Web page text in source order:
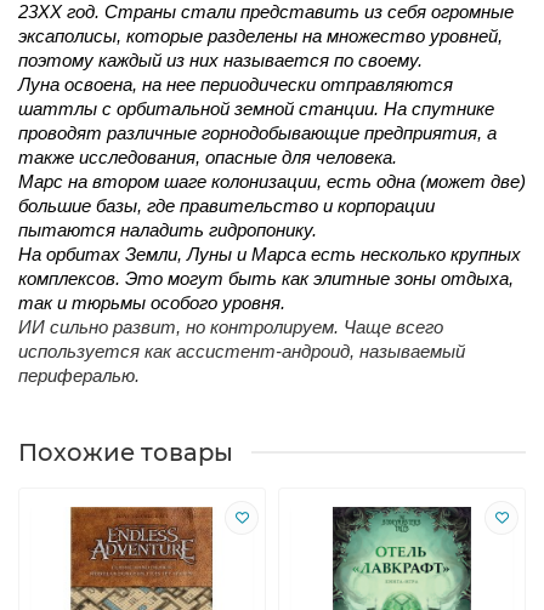
23ХХ год. Страны стали представить из себя огромные
эксаполисы, которые разделены на множество уровней,
поэтому каждый из них называется по своему.
Луна освоена, на нее периодически отправляются
шаттлы с орбитальной земной станции. На спутнике
проводят различные горнодобывающие предприятия, а
также исследования, опасные для человека.
Марс на втором шаге колонизации, есть одна (может две)
большие базы, где правительство и корпорации
пытаются наладить гидропонику.
На орбитах Земли, Луны и Марса есть несколько крупных
комплексов. Это могут быть как элитные зоны отдыха,
так и тюрьмы особого уровня.
ИИ сильно развит, но контролируем. Чаще всего
используется как ассистент-андроид, называемый
перифералью.
Похожие товары